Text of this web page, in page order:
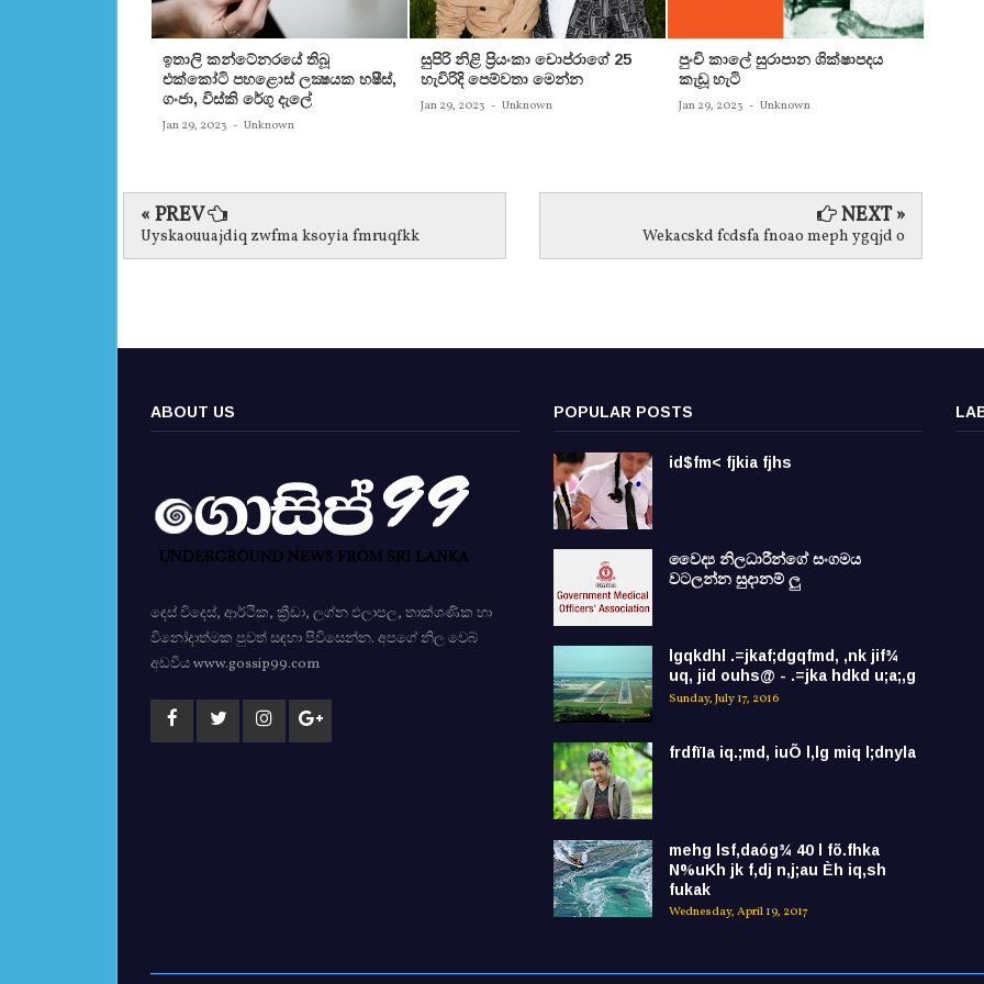
ඉතාලි කන්ටේනරයේ තිබූ
එක්‌කෝටි පහළොස්‌ ලක්‍ෂයක හෂීස්‌,
ගංජා, විස්‌කි රේගු දැලේ
Jan 29, 2023 - Unknown
සුපිරි නිළි ප්‍රියංකා චොප්රාගේ 25
හැවිරිදි පෙම්වතා මෙන්න
Jan 29, 2023 - Unknown
පුංචි කාලේ සුරාපාන ශික්ෂාපදය
කැඩූ හැටි
Jan 29, 2023 - Unknown
« PREV
Uyskaouuajdiq zwfma ksoyia fmruqfkk
NEXT »
Wekacskd fcdsfa fnoao meph ygqjd o
ABOUT US
දෙස් විදෙස්, ආර්ථික, ක්‍රීඩා, ලග්න ඵලාපල, තාක්ශණික හා
විනෝදාත්මක පුවත් සඳහා පිවිසෙන්න. අපගේ නිල වෙබ්
අඩවිය www.gossip99.com
POPULAR POSTS
id$fm< fjkia fjhs
වෛද්‍ය නිලධාරීන්ගේ සංගමය
වටලන්න සුදානම් ලු
lgqkdhl .=jkaf;dgqfmd, ,nk jif¾
uq, jid ouhs@ - .=jka hdkd u;a;,g
Sunday, July 17, 2016
frdfïIa iq.;md, iuÕ l,lg miq l;dnyla
mehg lsf,daóg¾ 40 l fõ.fhka
N%uKh jk f,dj n,j;au Èh iq,sh
fukak
Wednesday, April 19, 2017